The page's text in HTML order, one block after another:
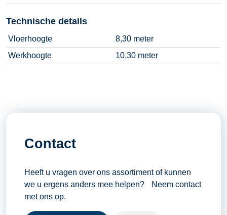
Technische details
Vloerhoogte
8,30 meter
Werkhoogte
10,30 meter
Contact
Heeft u vragen over ons assortiment of kunnen
we u ergens anders mee helpen? Neem contact
met ons op.